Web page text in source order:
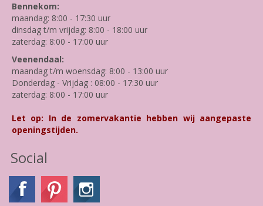
Bennekom:
maandag: 8:00 - 17:30 uur
dinsdag t/m vrijdag: 8:00 - 18:00 uur
zaterdag: 8:00 - 17:00 uur
Veenendaal:
maandag t/m woensdag: 8:00 - 13:00 uur
Donderdag - Vrijdag : 08:00 - 17:30 uur
zaterdag: 8:00 - 17:00 uur
Let op: In de zomervakantie hebben wij aangepaste
openingstijden.
Social